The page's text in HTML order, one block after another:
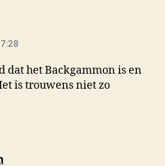
dat het Backgammon is en
is trouwens niet zo
says: